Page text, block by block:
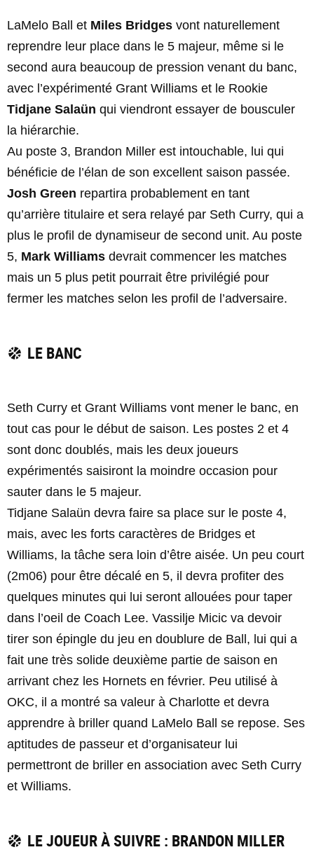
LaMelo Ball et Miles Bridges vont naturellement
reprendre leur place dans le 5 majeur, même si le
second aura beaucoup de pression venant du banc,
avec l’expérimenté Grant Williams et le Rookie
Tidjane Salaün qui viendront essayer de bousculer
la hiérarchie.
Au poste 3, Brandon Miller est intouchable, lui qui
bénéficie de l’élan de son excellent saison passée.
Josh Green repartira probablement en tant
qu’arrière titulaire et sera relayé par Seth Curry, qui a
plus le profil de dynamiseur de second unit. Au poste
5, Mark Williams devrait commencer les matches
mais un 5 plus petit pourrait être privilégié pour
fermer les matches selon les profil de l’adversaire.
LE BANC
Seth Curry et Grant Williams vont mener le banc, en
tout cas pour le début de saison. Les postes 2 et 4
sont donc doublés, mais les deux joueurs
expérimentés saisiront la moindre occasion pour
sauter dans le 5 majeur.
Tidjane Salaün devra faire sa place sur le poste 4,
mais, avec les forts caractères de Bridges et
Williams, la tâche sera loin d’être aisée. Un peu court
(2m06) pour être décalé en 5, il devra profiter des
quelques minutes qui lui seront allouées pour taper
dans l’oeil de Coach Lee. Vassilje Micic va devoir
tirer son épingle du jeu en doublure de Ball, lui qui a
fait une très solide deuxième partie de saison en
arrivant chez les Hornets en février. Peu utilisé à
OKC, il a montré sa valeur à Charlotte et devra
apprendre à briller quand LaMelo Ball se repose. Ses
aptitudes de passeur et d’organisateur lui
permettront de briller en association avec Seth Curry
et Williams.
LE JOUEUR À SUIVRE : BRANDON MILLER